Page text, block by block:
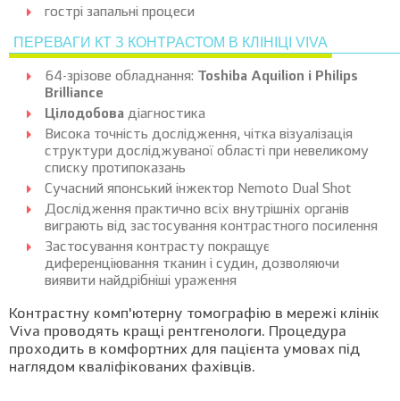
гострі запальні процеси
ПЕРЕВАГИ КТ З КОНТРАСТОМ В КЛІНІЦІ VIVA
64-зрізове обладнання:
Toshiba Aquilion і Philips
Brilliance
Цілодобова діагностика
Висока точність дослідження, чітка візуалізація
структури досліджуваної області при невеликому
списку протипоказань
Сучасний японський інжектор Nemoto Dual Shot
Дослідження практично всіх внутрішніх органів
виграють від застосування контрастного посилення
Застосування контрасту покращує
диференціювання тканин і судин, дозволяючи
виявити найдрібніші ураження
Контрастну комп'ютерну томографію в мережі клінік
Viva проводять кращі рентгенологи. Процедура
проходить в комфортних для пацієнта умовах під
наглядом кваліфікованих фахівців.